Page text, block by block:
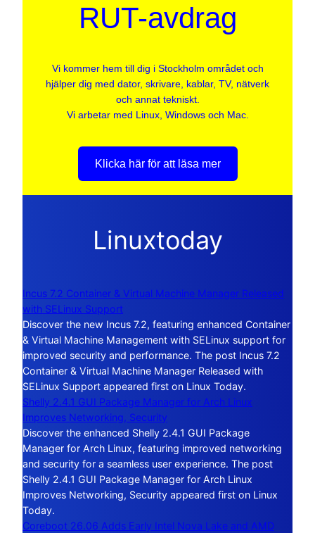
RUT-avdrag
Vi kommer hem till dig i Stockholm området och
hjälper dig med dator, skrivare, kablar, TV, nätverk
och annat tekniskt.
Vi arbetar med Linux, Windows och Mac.
Klicka här för att läsa mer
Linuxtoday
Incus 7.2 Container & Virtual Machine Manager Released
with SELinux Support
Discover the new Incus 7.2, featuring enhanced Container
& Virtual Machine Management with SELinux support for
improved security and performance. The post Incus 7.2
Container & Virtual Machine Manager Released with
SELinux Support appeared first on Linux Today.
Shelly 2.4.1 GUI Package Manager for Arch Linux
Improves Networking, Security
Discover the enhanced Shelly 2.4.1 GUI Package
Manager for Arch Linux, featuring improved networking
and security for a seamless user experience. The post
Shelly 2.4.1 GUI Package Manager for Arch Linux
Improves Networking, Security appeared first on Linux
Today.
Coreboot 26.06 Adds Early Intel Nova Lake and AMD